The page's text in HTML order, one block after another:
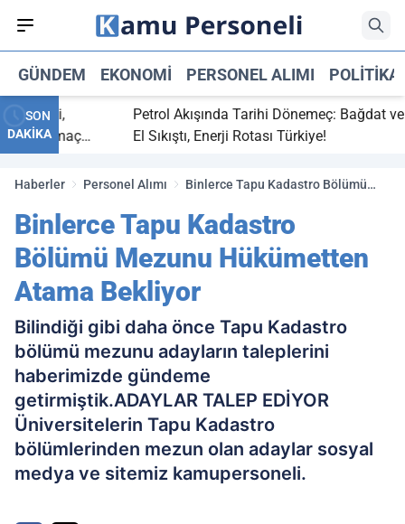
GÜNDEM EKONOMI PERSONEL ALIMI POLITIKA
SON
DAKİKA
bitti,
maç
Petrol Akışında Tarihi Dönemeç: Bağdat ve
El Sıkıştı, Enerji Rotası Türkiye!
Haberler Personel Alımı
Binlerce Tapu Kadastro Bölümü
Bekliyor
Binlerce Tapu Kadastro
Bölümü Mezunu Hükümetten
Atama Bekliyor
Bilindiği gibi daha önce Tapu Kadastro
bölümü mezunu adayların taleplerini
haberimizde gündeme
getirmiştik.ADAYLAR TALEP EDİYOR
Üniversitelerin Tapu Kadastro
bölümlerinden mezun olan adaylar sosyal
medya ve sitemiz kamupersoneli.